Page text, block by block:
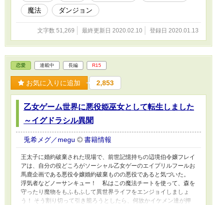
魔法
ダンジョン
文字数 51,269 最終更新日 2020.02.10 登録日 2020.01.13
恋愛 連載中 長編 R15
お気に入りに追加 2,853
乙女ゲーム世界に悪役姫巫女として転生しました
～イグドラシル異聞
兎希メグ／megu 書籍情報
王太子に婚約破棄された現場で、前世記憶持ちの辺境伯令嬢フレイ
アは、自分の役どころがソーシャル乙女ゲーのエイプリルフールお
馬鹿企画である悪役令嬢婚約破棄ものの悪役であると気づいた。
浮気者などノーサンキュー！ 私はこの魔法チートを使って、森を
守ったり魔物をもふもふして異世界ライフをエンジョイしましょ
う！ そう割り切って引き籠ろうとしたら、何故かイケメン達が押